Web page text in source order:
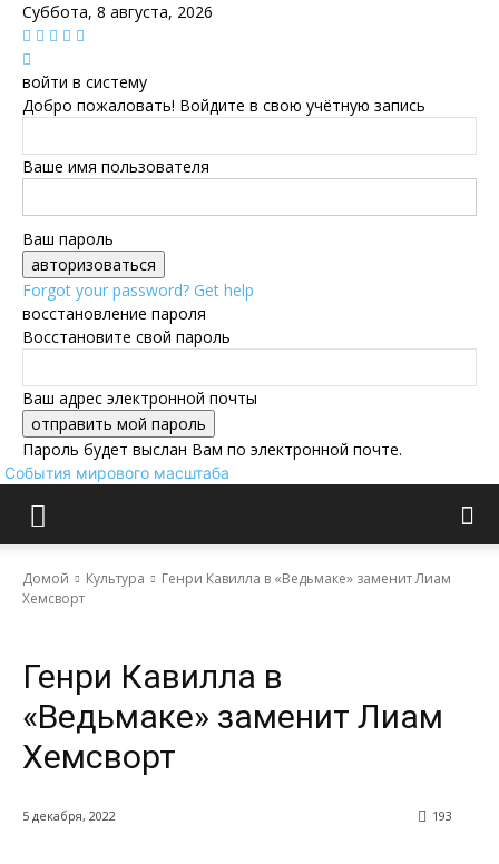
Суббота, 8 августа, 2026
войти в систему
Добро пожаловать! Войдите в свою учётную запись
Ваше имя пользователя
Ваш пароль
Forgot your password? Get help
восстановление пароля
Восстановите свой пароль
Ваш адрес электронной почты
Пароль будет выслан Вам по электронной почте.
События мирового масштаба
Домой Культура
Генри Кавилла в «Ведьмаке» заменит Лиам
Хемсворт
Генри Кавилла в
«Ведьмаке» заменит Лиам
Хемсворт
5 декабря, 2022 193